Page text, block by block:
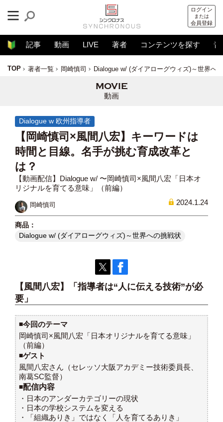
ログイン
または
会員登録
記事 動画 LIVE 著者 コンテンツを探す 音
TOP 著者一覧 岡崎慎司 Dialogue w/ (ダイアローグウィズ)～世界へ
動画
Dialogue w 欧州指導者
【岡崎慎司×風間八宏】キーワードは
時間と目線。名手が挑む育成改革と
は？
【動画配信】Dialogue w/ 〜岡崎慎司×風間八宏「日本オ
リジナルを育てる意味」（前編）
岡崎慎司 2024.1.24
Dialogue w/ (ダイアローグウィズ)～世界への挑戦状
【風間八宏】「指導者は“人に伝える技術”が必
要」
◾️今回のテーマ
岡崎慎司×風間八宏「日本オリジナルを育てる意味」
（前編）
◾️ゲスト
風間八宏さん（セレッソ大阪アカデミー技術委員長、
南葛SC監督）
◾️配信内容
・日本のアンダーカテゴリーの現状
・日本の学校システムを変える
・「組織ありき」ではなく「人を育てるありき」